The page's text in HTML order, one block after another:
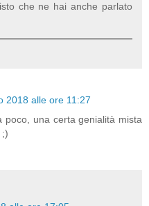
che ne hai anche parlato
2018 alle ore 11:27
poco, una certa genialità mista